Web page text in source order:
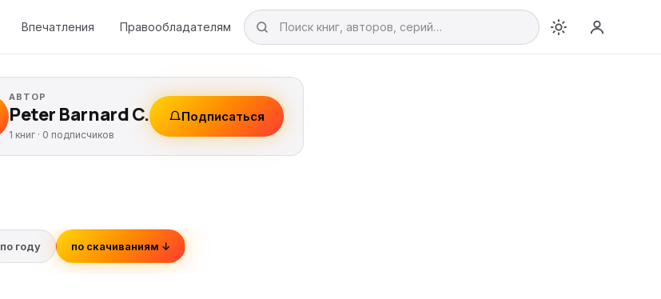
Впечатления Правообладателям
АВТОР
Peter Barnard C.
1 книг · 0 подписчиков
Подписаться
по году по скачиваниям ↓